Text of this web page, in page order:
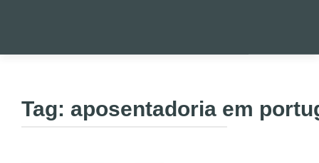
conteúdo
Tag: aposentadoria em